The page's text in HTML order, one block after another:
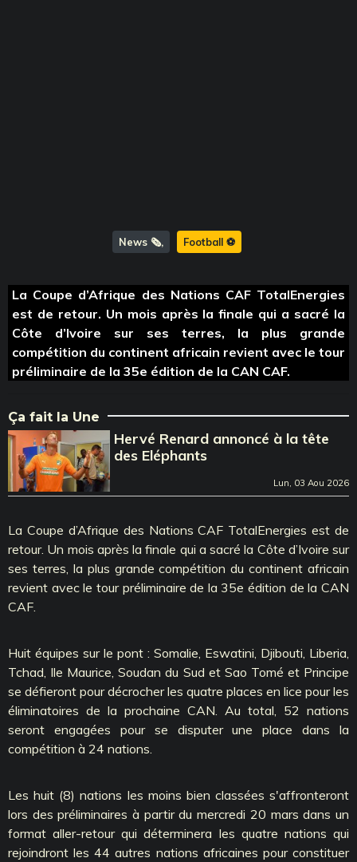
News 🗞️ Football ⚽️
La Coupe d’Afrique des Nations CAF TotalEnergies
est de retour. Un mois après la finale qui a sacré la
Côte d’Ivoire sur ses terres, la plus grande
compétition du continent africain revient avec le tour
préliminaire de la 35e édition de la CAN CAF.
Ça fait la Une
Hervé Renard annoncé à la tête
des Eléphants
Lun, 03 Aou 2026
La Coupe d’Afrique des Nations CAF TotalEnergies est de
retour. Un mois après la finale qui a sacré la Côte d’Ivoire sur
ses terres, la plus grande compétition du continent africain
revient avec le tour préliminaire de la 35e édition de la CAN
CAF.
Huit équipes sur le pont : Somalie, Eswatini, Djibouti, Liberia,
Tchad, Ile Maurice, Soudan du Sud et Sao Tomé et Principe
se défieront pour décrocher les quatre places en lice pour les
éliminatoires de la prochaine CAN. Au total, 52 nations
seront engagées pour se disputer une place dans la
compétition à 24 nations.
Les huit (8) nations les moins bien classées s'affronteront
lors des préliminaires à partir du mercredi 20 mars dans un
format aller-retour qui déterminera les quatre nations qui
rejoindront les 44 autres nations africaines pour constituer